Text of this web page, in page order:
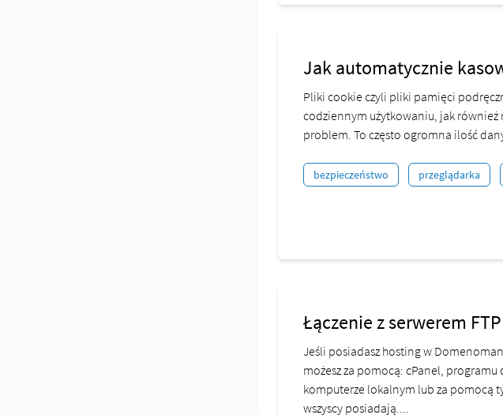
Jak automatycznie
Pliki cookie czyli pliki pamięci
codziennym użytkowaniu, jak
problem. To często ogromna ilość
bezpieczeństwo przeglądarka
Łączenie z serwerem
Jeśli posiadasz hosting w
możesz za pomocą: cPanel, programu
komputerze lokalnym lub za pomocą
wszyscy posiadają....